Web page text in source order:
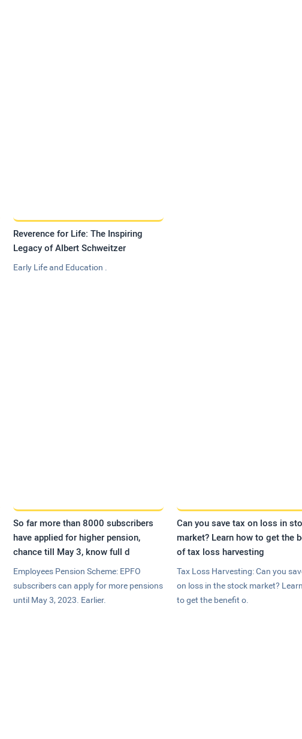
Reverence for Life: The Inspiring
Legacy of Albert Schweitzer
Early Life and Education .
So far more than 8000 subscribers
have applied for higher pension,
chance till May 3, know full d
Employees Pension Scheme: EPFO
subscribers can apply for more pensions
until May 3, 2023. Earlier.
Can you save tax on loss in
market? Learn how to get the
of tax loss harvesting
Tax Loss Harvesting: Can you
on loss in the stock market?
to get the benefit o.